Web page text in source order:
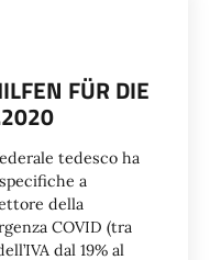
FÜR DIE
tedesco ha
a
della
COVID (tra
dal 19% al